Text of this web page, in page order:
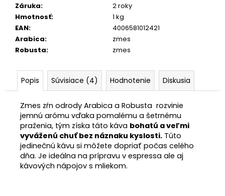
Záruka:
2 roky
Hmotnosť:
1 kg
EAN:
4006581012421
Arabica:
zmes
Robusta: zmes
Popis Súvisiace (4) Hodnotenie Diskusia
Zmes zŕn odrody Arabica a Robusta rozvinie
jemnú arómu vďaka pomalému a šetrnému
praženia, tým získa táto káva bohatú a veľmi
vyváženú chuť bez náznaku kyslosti. Túto
jedinečnú kávu si môžete dopriať počas celého
dňa. Je ideálna na prípravu v espressa ale aj
kávových nápojov s mliekom.